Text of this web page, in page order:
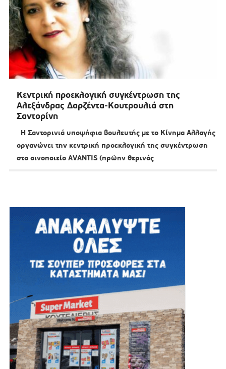
Κεντρική προεκλογική συγκέντρωση της
Αλεξάνδρας Δαρζέντα-Κουτρουλιά στη
Σαντορίνη
Η Σαντορινιά υποψήφια βουλευτής με το Κίνημα Αλλαγής
οργανώνει την κεντρική προεκλογική της συγκέντρωση
στο οινοποιείο AVANTIS (πρώην θερινός